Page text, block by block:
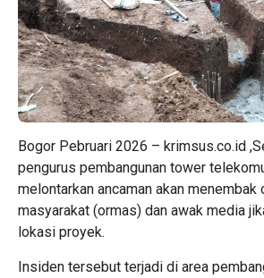
Bogor Pebruari 2026 – krimsus.co.id
pengurus pembangunan tower
melontarkan ancaman akan menembak
masyarakat (ormas) dan awak media
lokasi proyek.
Insiden tersebut terjadi di area